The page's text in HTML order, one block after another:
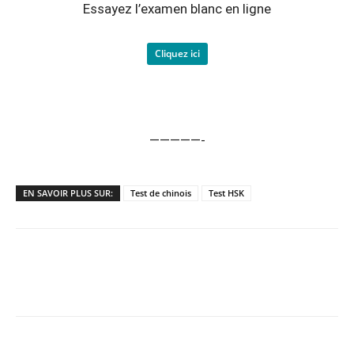
Essayez l’examen blanc en ligne
Cliquez ici
—————-
EN SAVOIR PLUS SUR: Test de chinois Test HSK